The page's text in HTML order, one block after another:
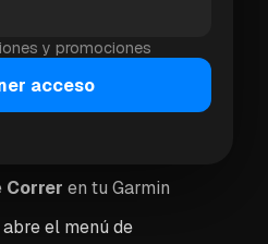
carrera
Correr en tu Garmin
el menú de
y promociones
acceso